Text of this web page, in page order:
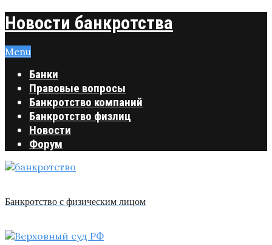
Новости банкротства
Menu
Банки
Правовые вопросы
Банкротство компаний
Банкротство физлиц
Новости
Форум
Банкротство с физическим лицом